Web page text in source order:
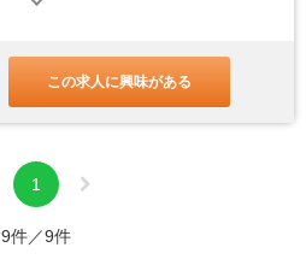
この求人に興味がある
1
9件／9件